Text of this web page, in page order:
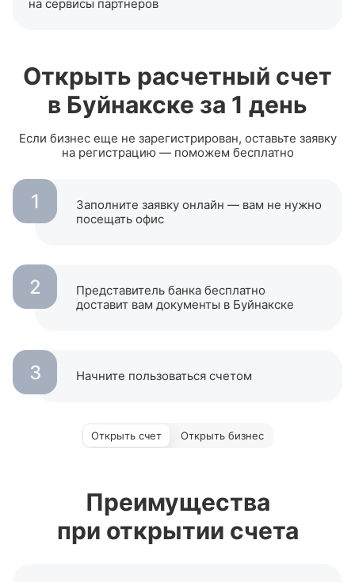
на сервисы партнеров
Открыть расчетный счет
в Буйнакске за 1 день
Если бизнес еще не зарегистрирован, оставьте заявку
на регистрацию — поможем бесплатно
1
Заполните заявку онлайн — вам не нужно
посещать офиc
2
Представитель банка бесплатно
доставит вам документы в Буйнакске
3 Начните пользоваться счетом
Открыть счет Открыть бизнес
Преимущества
при открытии счета